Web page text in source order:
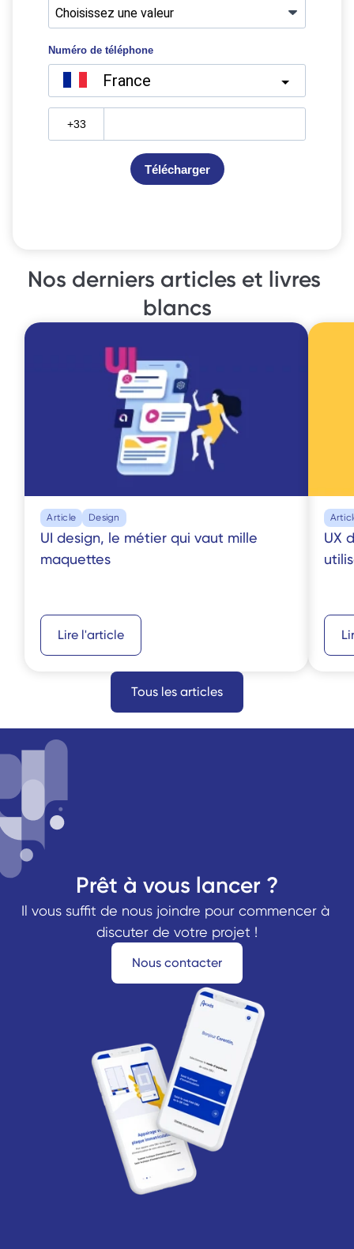
Nos derniers articles et livres
blancs
Article Design
UI design, le métier qui vaut mille
maquettes
Lire l'article
UX
Tous les articles
Prêt à vous lancer ?
Il vous suffit de nous joindre pour commencer à
discuter de votre projet !
Nous contacter